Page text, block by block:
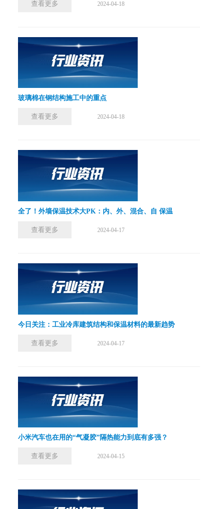
查看更多 2024-04-18
玻璃棉在钢结构施工中的重点
查看更多 2024-04-18
全了！外墙保温技术大PK：内、外、混合、自 保温
查看更多 2024-04-17
今日关注：工业冷库建筑结构和保温材料的最新趋势
查看更多 2024-04-17
小米汽车也在用的“气凝胶”隔热能力到底有多强？
查看更多 2024-04-15